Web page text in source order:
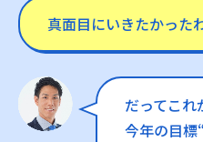
真面目にいきたかった
だってこれ
今年の目標